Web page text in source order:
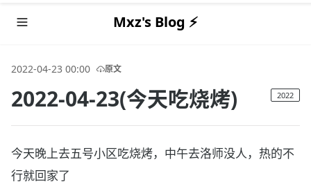
Mxz's Blog ⚡️
2022-04-23 00:00 原文
2022-04-23(今天吃烧烤) 2022
今天晚上去五号小区吃烧烤，中午去洛师没人，热的不
行就回家了